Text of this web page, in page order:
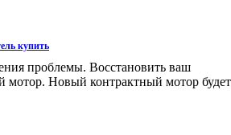
купить
проблемы. Восстановить ваш
мотор. Новый контрактный мотор